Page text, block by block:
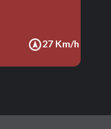
27 Km/h